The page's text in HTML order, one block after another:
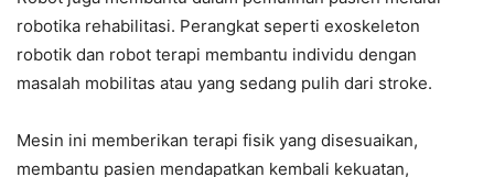
robotika rehabilitasi. Perangkat seperti exoskeleton
robotik dan robot terapi membantu individu dengan
masalah mobilitas atau yang sedang pulih dari stroke.
Mesin ini memberikan terapi fisik yang disesuaikan,
membantu pasien mendapatkan kembali kekuatan,